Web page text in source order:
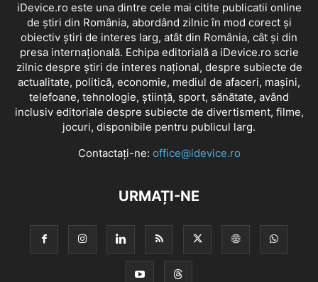
iDevice.ro este una dintre cele mai citite publicatii online
de știri din România, abordând zilnic în mod corect și
obiectiv știri de interes larg, atât din România, cât și din
presa internațională. Echipa editorială a iDevice.ro scrie
zilnic despre știri de interes național, despre subiecte de
actualitate, politică, economie, mediul de afaceri, mașini,
telefoane, tehnologie, știință, sport, sănătate, având
inclusiv editoriale despre subiecte de divertisment, filme,
jocuri, disponibile pentru publicul larg.
Contactați-ne: office@idevice.ro
URMAȚI-NE